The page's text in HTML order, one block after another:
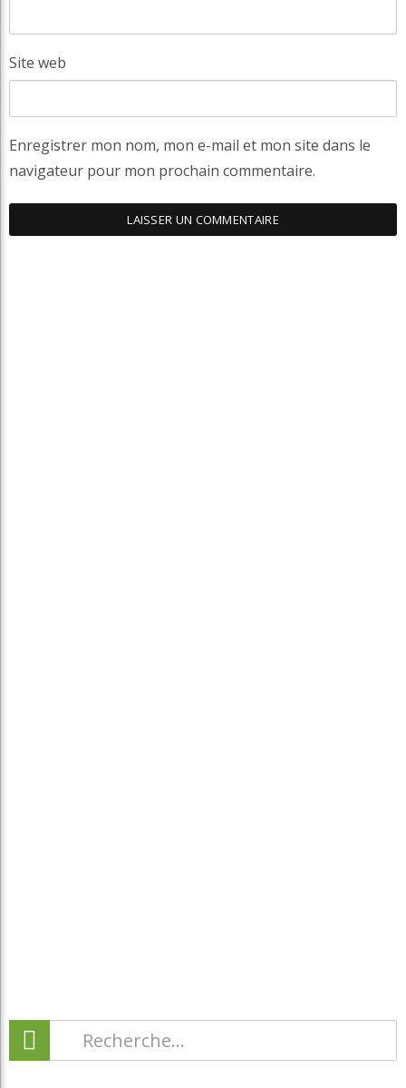
Site web
Enregistrer mon nom, mon e-mail et mon site dans le
navigateur pour mon prochain commentaire.